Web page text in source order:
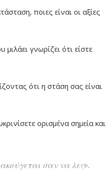
ποιες είναι οι αξίες
γνωρίζει ότι είστε
ότι η στάση σας είναι
ορισμένα σημεία και
σαν να λες».